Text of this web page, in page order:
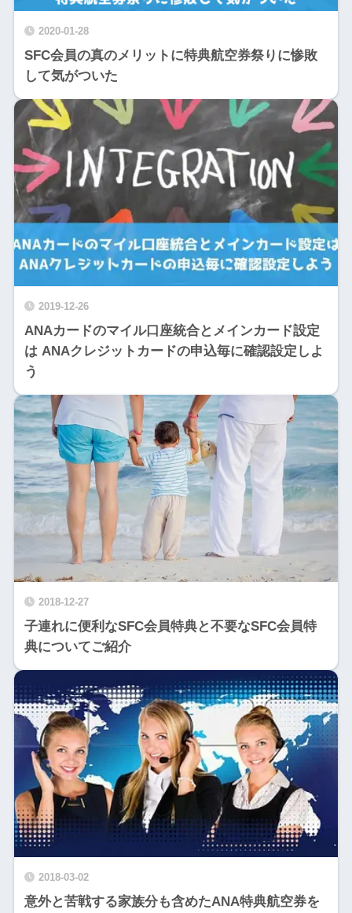
2020-01-28
SFC会員の真のメリットに特典航空券祭りに惨敗
して気がついた
2019-12-26
ANAカードのマイル口座統合とメインカード設定
は ANAクレジットカードの申込毎に確認設定しよ
う
2018-12-27
子連れに便利なSFC会員特典と不要なSFC会員特
典についてご紹介
2018-03-02
意外と苦戦する家族分も含めたANA特典航空券を